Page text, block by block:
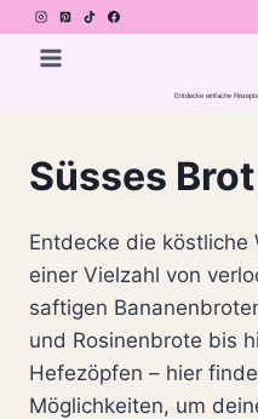
Zum
Inhalt
Entdecke einfache
Süsses Brot
Entdecke die köstliche
einer Vielzahl von
saftigen
und Rosinenbrote bis
Hefezöpfen – hier
Möglichkeiten, um